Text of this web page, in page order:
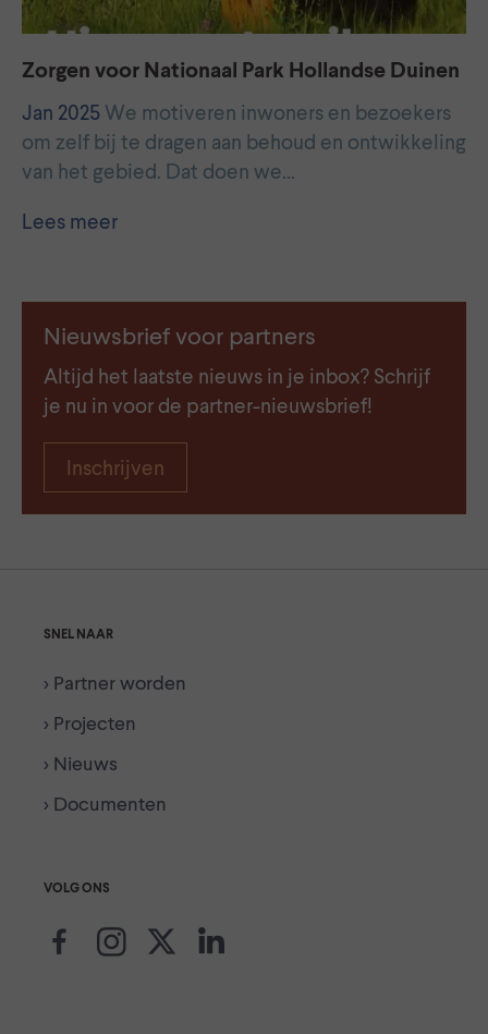
Zorgen voor Nationaal Park Hollandse Duinen
Jan 2025 We motiveren inwoners en bezoekers
om zelf bij te dragen aan behoud en ontwikkeling
van het gebied. Dat doen we…
Lees meer
Nieuwsbrief voor partners
Altijd het laatste nieuws in je inbox? Schrijf
je nu in voor de partner-nieuwsbrief!
Inschrijven
SNEL NAAR
> Partner worden
> Projecten
> Nieuws
> Documenten
VOLG ONS